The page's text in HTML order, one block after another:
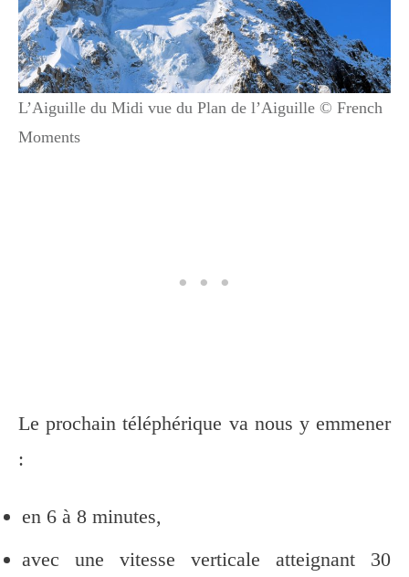
L’Aiguille du Midi vue du Plan de l’Aiguille © French
Moments
Le prochain téléphérique va nous y emmener
:
en 6 à 8 minutes,
avec une vitesse verticale atteignant 30